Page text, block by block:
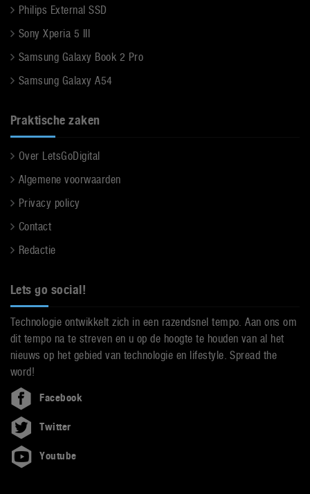
Philips External SSD
Sony Xperia 5 III
Samsung Galaxy Book 2 Pro
Samsung Galaxy A54
Praktische zaken
Over LetsGoDigital
Algemene voorwaarden
Privacy policy
Contact
Redactie
Lets go social!
Technologie ontwikkelt zich in een razendsnel tempo. Aan ons om
dit tempo na te streven en u op de hoogte te houden van al het
nieuws op het gebied van technologie en lifestyle. Spread the
word!
Facebook
Twitter
Youtube